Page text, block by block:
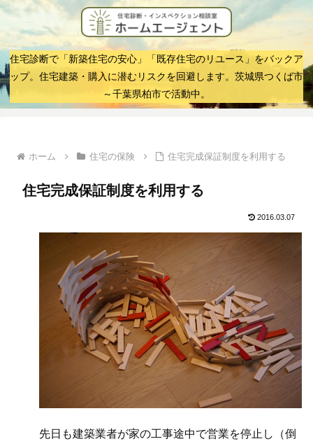
住宅診断で「新築住宅の安心」「既存住宅のリユース」をバックア
ップ。住宅建築・購入に潜むリスクを回避します。茨城県つくば市
～千葉県柏市で活動中。
ホーム 住宅の保険 住宅完成保証制度を利用する
住宅完成保証制度を利用する
2016.03.07
先日も建築業者が家の工事途中で営業を停止し（倒